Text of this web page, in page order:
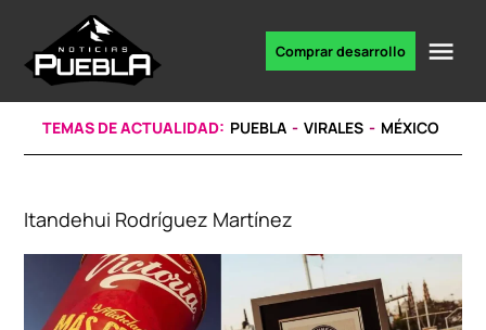
content
noticias
Comprar desarrollo
TEMAS DE ACTUALIDAD: PUEBLA VIRALES MÉXICO
Itandehui Rodríguez Martínez